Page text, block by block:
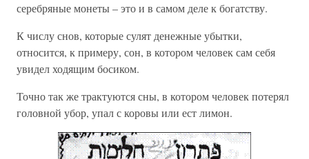
серебряные монеты – это и в самом деле к богатству.
К числу снов, которые сулят денежные убытки,
относится, к примеру, сон, в котором человек сам себя
увидел ходящим босиком.
Точно так же трактуются сны, в котором человек потерял
головной убор, упал с коровы или ест лимон.